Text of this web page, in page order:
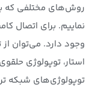
روش‌های مختلفی که
نماییم. برای اتصال
وجود دارد. می‌توان
استار، توپولوژی
توپولوژی‌های شبکه